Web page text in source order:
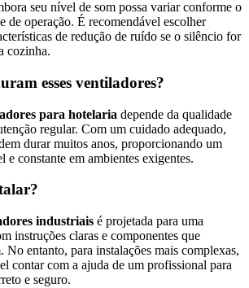
seu nível de som possa variar conforme o
de operação. É recomendável escolher
de redução de ruído se o silêncio for
cozinha.
esses ventiladores?
para hotelaria depende da qualidade
regular. Com um cuidado adequado,
durar muitos anos, proporcionando um
e constante em ambientes exigentes.
industriais é projetada para uma
instruções claras e componentes que
No entanto, para instalações mais complexas,
contar com a ajuda de um profissional para
e seguro.